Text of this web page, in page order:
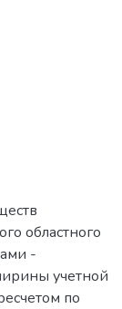
областного
-
учетной
по